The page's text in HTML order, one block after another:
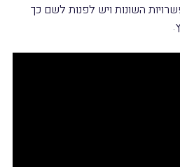
השונות ויש לפנות לשם כך